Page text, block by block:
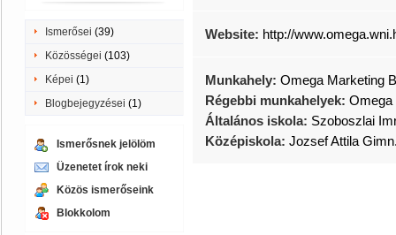
Ismerősei (39)
Közösségei (103)
Képei (1)
Blogbejegyzései (1)
Ismerősnek jelölöm
Üzenetet írok neki
Közös ismerőseink
Blokkolom
Website: http://
Munkahely: Omega Marketing
Régebbi munkahelyek: Omega
Általános iskola: Szoboszlai
Középiskola: Jozsef Attila